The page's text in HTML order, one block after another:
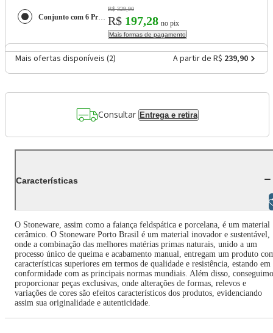
Conjunto com 6 Pratos de Sobremesa Orgânico Echo Ø19,5cm
R$ 329,90
R$ 197,28 no pix
Mais formas de pagamento
Mais ofertas disponíveis (2) A partir de R$ 239,90
Consultar Entrega e retira
Características
O Stoneware, assim como a faiança feldspática e porcelana, é um material
cerâmico. O Stoneware Porto Brasil é um material inovador e sustentável,
onde a combinação das melhores matérias primas naturais, unido a um
processo único de queima e acabamento manual, entregam um produto
características superiores em termos de qualidade e resistência, estando em
conformidade com as principais normas mundiais. Além disso,
proporcionar peças exclusivas, onde alterações de formas, relevos e
variações de cores são efeitos característicos dos produtos, evidenciando
assim sua originalidade e autenticidade.